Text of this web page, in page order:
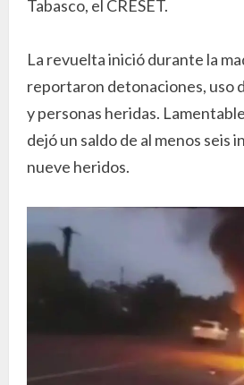
Tabasco, el CRESET.
La revuelta inició durante la
reportaron detonaciones, uso
y personas heridas.
dejó un saldo de al menos seis
nueve heridos.